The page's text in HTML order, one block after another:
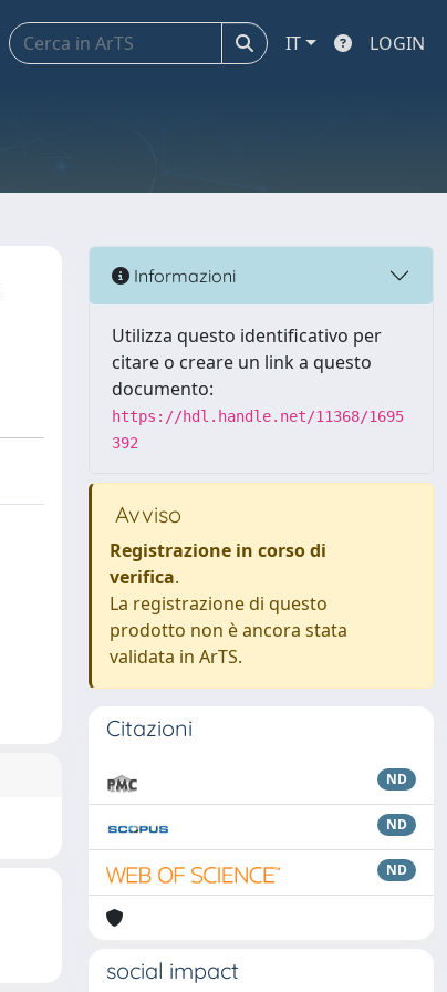
IT LOGIN
Informazioni
Utilizza questo identificativo per
citare o creare un link a questo
documento:
https://hdl.handle.net/11368/1695
392
Avviso
Registrazione in corso di
verifica.
La registrazione di questo
prodotto non è ancora stata
validata in ArTS.
Citazioni
ND
ND
ND
social impact